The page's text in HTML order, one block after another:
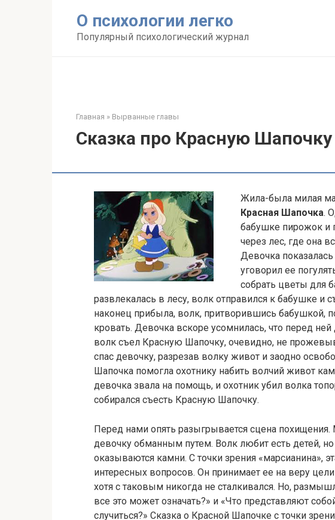
О психологии легко
Популярный психологический журнал
Главная » Вырванные главы
Сказка про Красную Шапочку
Жила-была милая
Красная Шапочка.
бабушке пирожок и
через лес, где она
Девочка
уговорил ее
собрать цветы для
развлекалась в лесу, волк отправился к бабушке и
наконец прибыла, волк, притворившись бабушкой,
кровать. Девочка вскоре усомнилась, что перед ней
волк съел Красную Шапочку, очевидно, не
спас девочку, разрезав волку живот и заодно
Шапочка помогла охотнику набить волчий живот
девочка звала на помощь, и охотник убил волка
собирался съесть Красную Шапочку.
Перед нами опять разыгрывается сцена
девочку обманным путем. Волк любит есть детей,
оказываются камни. С точки зрения «марсианина»,
интересных вопросов. Он принимает ее на веру
хотя с таковым никогда не сталкивался. Но,
все это может означать?» и «Что представляют
случиться?» Сказка о Красной Шапочке с точки